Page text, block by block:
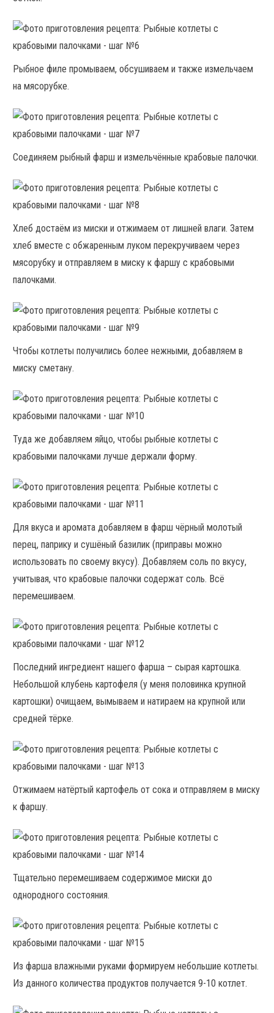
Рыбное филе промываем, обсушиваем и также измельчаем
на мясорубке.
Соединяем рыбный фарш и измельчённые крабовые палочки.
Хлеб достаём из миски и отжимаем от лишней влаги. Затем
хлеб вместе с обжаренным луком перекручиваем через
мясорубку и отправляем в миску к фаршу с крабовыми
палочками.
Чтобы котлеты получились более нежными, добавляем в
миску сметану.
Туда же добавляем яйцо, чтобы рыбные котлеты с
крабовыми палочками лучше держали форму.
Для вкуса и аромата добавляем в фарш чёрный молотый
перец, паприку и сушёный базилик (приправы можно
использовать по своему вкусу). Добавляем соль по вкусу,
учитывая, что крабовые палочки содержат соль. Всё
перемешиваем.
Последний ингредиент нашего фарша – сырая картошка.
Небольшой клубень картофеля (у меня половинка крупной
картошки) очищаем, вымываем и натираем на крупной или
средней тёрке.
Отжимаем натёртый картофель от сока и отправляем в миску
к фаршу.
Тщательно перемешиваем содержимое миски до
однородного состояния.
Из фарша влажными руками формируем небольшие котлеты.
Из данного количества продуктов получается 9-10 котлет.